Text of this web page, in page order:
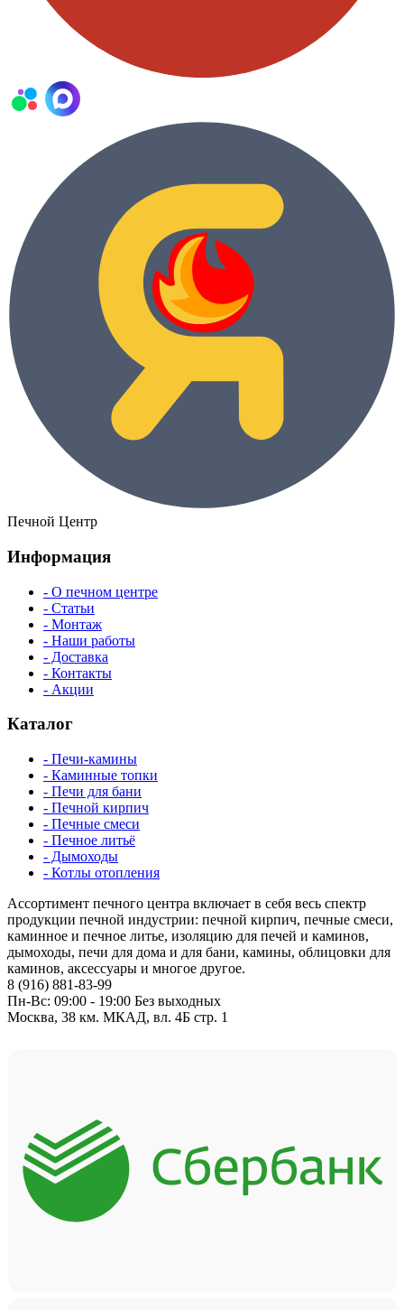
Печной Центр
Информация
- О печном центре
- Статьи
- Монтаж
- Наши работы
- Доставка
- Контакты
- Акции
Каталог
- Печи-камины
- Каминные топки
- Печи для бани
- Печной кирпич
- Печные смеси
- Печное литьё
- Дымоходы
- Котлы отопления
Ассортимент печного центра включает в себя весь спектр
продукции печной индустрии: печной кирпич, печные смеси,
каминное и печное литье, изоляцию для печей и каминов,
дымоходы, печи для дома и для бани, камины, облицовки для
каминов, аксессуары и многое другое.
8 (916) 881-83-99
Пн-Вс: 09:00 - 19:00 Без выходных
Москва, 38 км. МКАД, вл. 4Б стр. 1